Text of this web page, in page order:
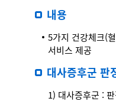
내용
5가지 건강체크(
서비스 제공
대사증후군 판
1) 대사증후군 :